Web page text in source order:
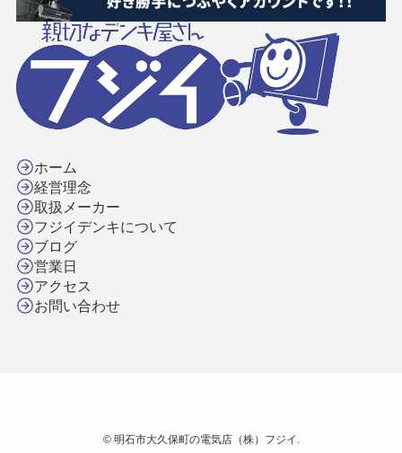
ホーム
経営理念
取扱メーカー
フジイデンキについて
ブログ
営業日
アクセス
お問い合わせ
©明石市大久保町の電気店（株）フジイ.